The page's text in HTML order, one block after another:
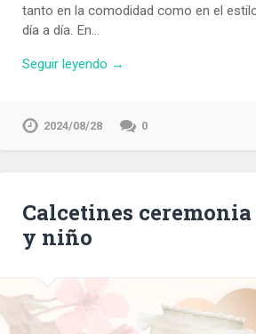
tanto en la comodidad como en el
día a día. En…
Seguir leyendo →
2024/08/28 0
Calcetines
y niño